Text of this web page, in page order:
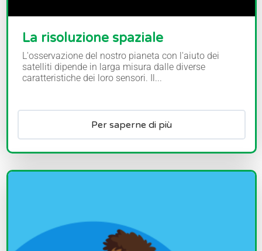
La risoluzione spaziale
L'osservazione del nostro pianeta con l'aiuto dei
satelliti dipende in larga misura dalle diverse
caratteristiche dei loro sensori. Il...
Per saperne di più